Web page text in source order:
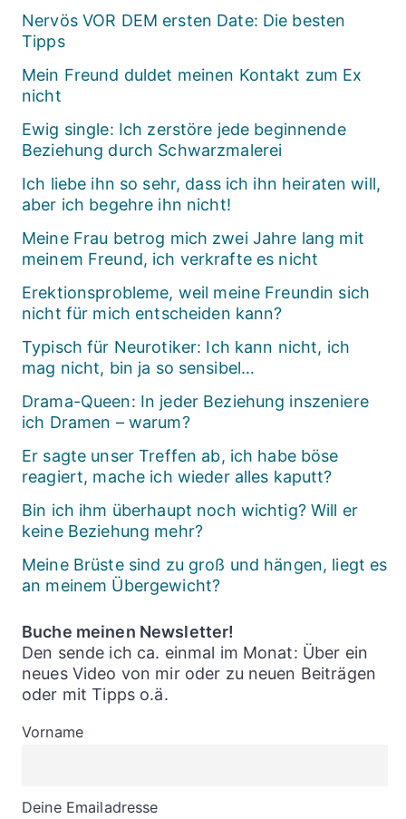
Nervös VOR DEM ersten Date: Die besten
Tipps
Mein Freund duldet meinen Kontakt zum Ex
nicht
Ewig single: Ich zerstöre jede beginnende
Beziehung durch Schwarzmalerei
Ich liebe ihn so sehr, dass ich ihn heiraten will,
aber ich begehre ihn nicht!
Meine Frau betrog mich zwei Jahre lang mit
meinem Freund, ich verkrafte es nicht
Erektionsprobleme, weil meine Freundin sich
nicht für mich entscheiden kann?
Typisch für Neurotiker: Ich kann nicht, ich
mag nicht, bin ja so sensibel…
Drama-Queen: In jeder Beziehung inszeniere
ich Dramen – warum?
Er sagte unser Treffen ab, ich habe böse
reagiert, mache ich wieder alles kaputt?
Bin ich ihm überhaupt noch wichtig? Will er
keine Beziehung mehr?
Meine Brüste sind zu groß und hängen, liegt es
an meinem Übergewicht?
Buche meinen Newsletter!
Den sende ich ca. einmal im Monat: Über ein
neues Video von mir oder zu neuen Beiträgen
oder mit Tipps o.ä.
Vorname
Deine Emailadresse